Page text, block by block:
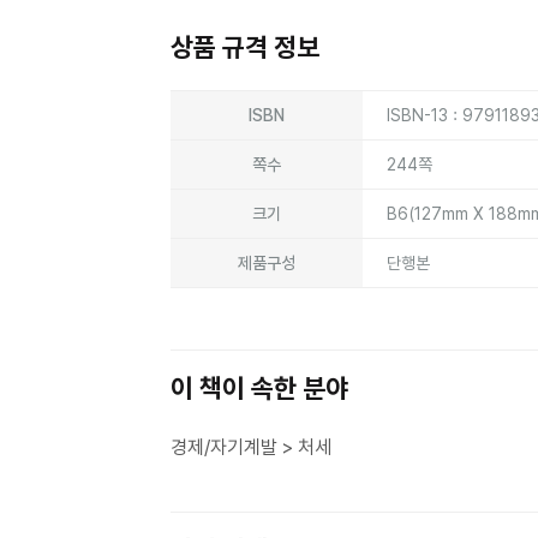
상품 규격 정보
ISBN ISBN-13 :
쪽수 244쪽
크기 B6(127mm X
제품구성 단행본
이 책이 속한 분야
경제/자기계발 > 처세